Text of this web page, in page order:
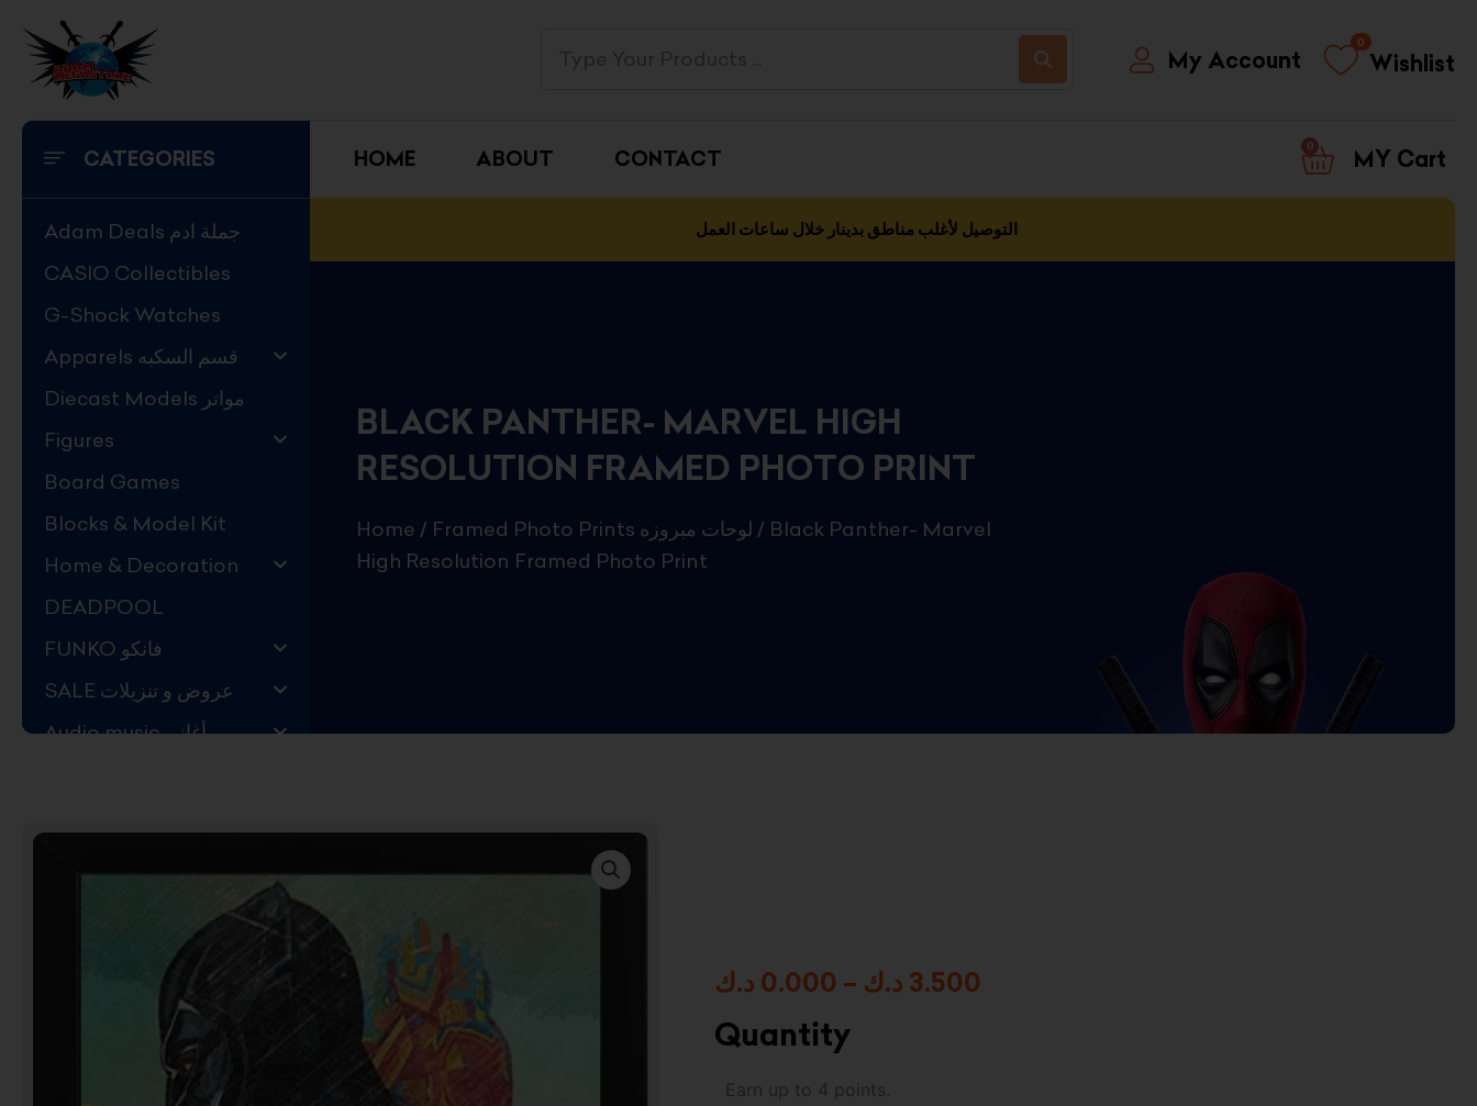
content
My Account Wishlist
0
CATEGORIES
Adam Deals جملة ادم
CASIO Collectibles
G-Shock Watches
Apparels قسم السكبه
Diecast Models مواتر
Figures
Board Games
Blocks & Model Kit
Home & Decoration
DEADPOOL
FUNKO فانكو
SALE عروض و تنزيلات
Audio music أغاني
The Adam Projects
HOME ABOUT CONTACT
0
CART
التوصيل لأغلب مناطق بدينار خلال ساعات العمل
BLACK PANTHER- MARVEL HIGH
RESOLUTION FRAMED PHOTO PRINT
Home / Framed Photo Prints لوحات مبروزه / Black Panther- Marvel
High Resolution Framed Photo Print
0.000 د.ك – 3.500 د.ك
Quantity
Earn up to 4 points.
Panther-